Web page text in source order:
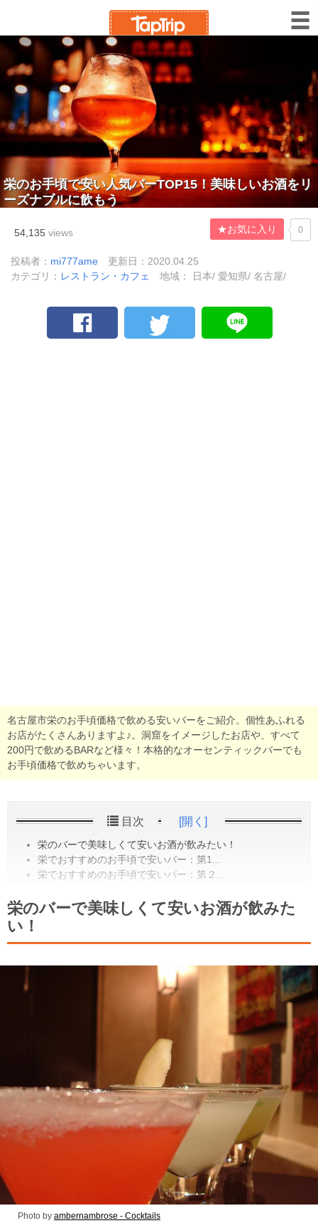
栄のお手頃で安い人気バーTOP15！美味しいお酒をリ
ーズナブルに飲もう
54,135 views ★お気に入り 0
投稿者： mi777ame
更新日：2020.04.25
カテゴリ： レストラン・カフェ 地域： 日本/ 愛知県/ 名古屋/
名古屋市栄のお手頃価格で飲める安いバーをご紹介。個性あふれる
お店がたくさんありますよ♪。洞窟をイメージしたお店や、すべて
200円で飲めるBARなど様々！本格的なオーセンティックバーでも
お手頃価格で飲めちゃいます。
目次 [開く]
栄のバーで美味しくて安いお酒が飲みたい！
栄でおすすめのお手頃で安いバー：第1...
栄でおすすめのお手頃で安いバー：第２...
栄のバーで美味しくて安いお酒が飲みた
い！
Photo by ambernambrose - Cocktails